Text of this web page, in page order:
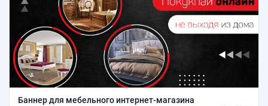
Баннер для мебельного интернет-магазина